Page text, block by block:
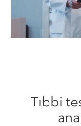
Tıbbi